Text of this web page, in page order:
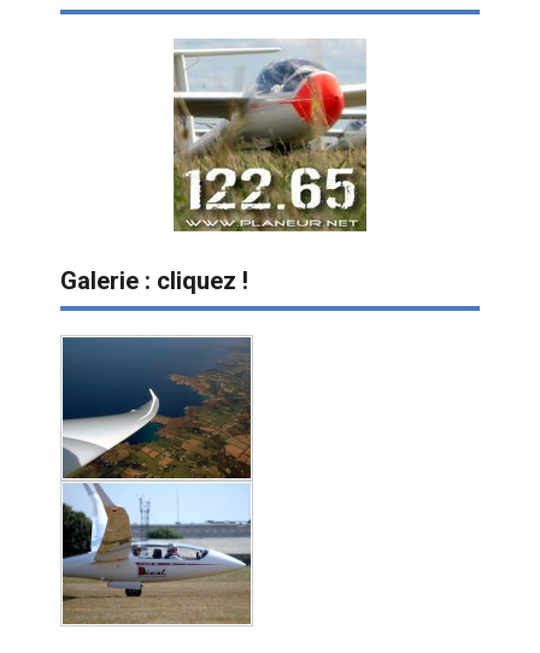
Galerie : cliquez !